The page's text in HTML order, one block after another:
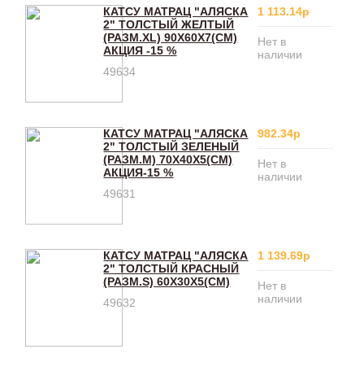
КАТСУ МАТРАЦ "АЛЯСКА
2" ТОЛСТЫЙ ЖЕЛТЫЙ
(РАЗМ.XL) 90Х60Х7(CM)
АКЦИЯ -15 %
49634
1 113.14р
Нет в
наличии
КАТСУ МАТРАЦ "АЛЯСКА
2" ТОЛСТЫЙ ЗЕЛЕНЫЙ
(РАЗМ.M) 70Х40Х5(CM)
АКЦИЯ-15 %
49631
982.34р
Нет в
наличии
КАТСУ МАТРАЦ "АЛЯСКА
2" ТОЛСТЫЙ КРАСНЫЙ
(РАЗМ.S) 60Х30Х5(CM)
49632
1 139.69р
Нет в
наличии